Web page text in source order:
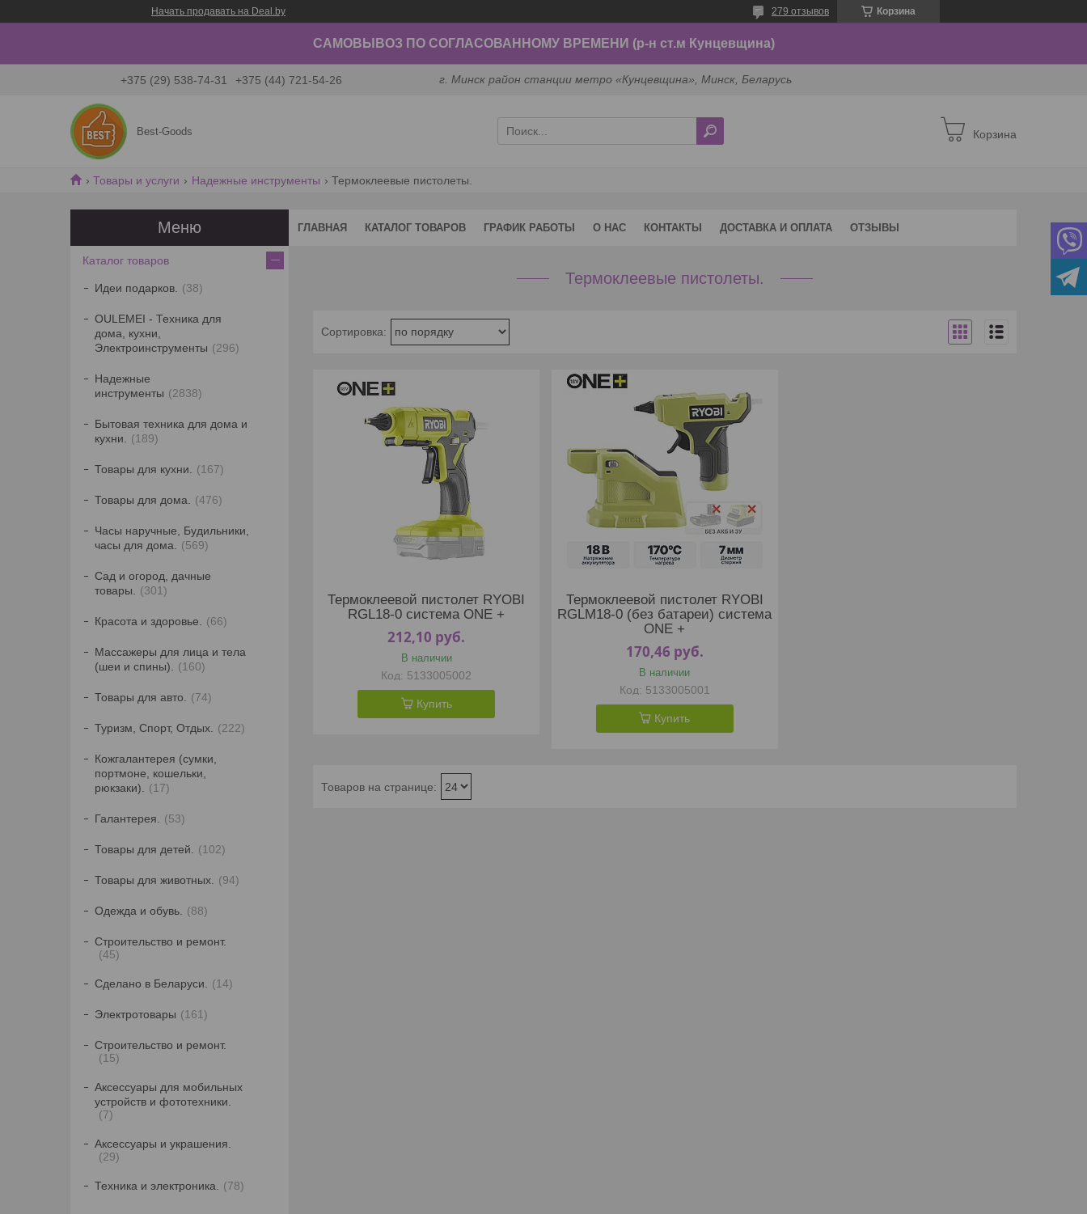
Начать продавать на Deal.by Корзина
279 отзывов
САМОВЫВОЗ ПО СОГЛАСОВАННОМУ ВРЕМЕНИ (р-н ст.м Кунцевщина)
+375 (29) 538-74-31 +375 (44) 721-54-26 г. Минск район станции метро «Кунцевщина», Минск, Беларусь
Best-Goods Корзина
Товары и услуги Надежные инструменты Термоклеевые пистолеты.
ГЛАВНАЯ КАТАЛОГ ТОВАРОВ ГРАФИК РАБОТЫ О НАС КОНТАКТЫ ДОСТАВКА И ОПЛАТА ОТЗЫВЫ
Термоклеевые пистолеты.
Термоклеевой пистолет RYOBI
RGL18-0 система ONE +
212,10 руб.
В наличии
5133005002
Купить
Термоклеевой пистолет RYOBI
RGLM18-0 (без батареи) система
ONE +
170,46 руб.
В наличии
5133005001
Купить
Каталог товаров
Идеи подарков. 38
OULEMEI - Техника для
дома, кухни,
Электроинструменты
296
Надежные
инструменты
2838
Бытовая техника для дома и
кухни.
189
Товары для кухни. 167
Товары для дома. 476
Часы наручные, Будильники,
часы для дома.
569
Сад и огород, дачные
товары.
301
Красота и здоровье. 66
Массажеры для лица и тела
(шеи и спины).
160
Товары для авто. 74
Туризм, Спорт, Отдых. 222
Кожгалантерея (сумки,
портмоне, кошельки,
рюкзаки).
17
Галантерея. 53
Товары для детей. 102
Товары для животных. 94
Одежда и обувь. 88
Строительство и ремонт.
45
Сделано в Беларуси. 14
Электротовары 161
Строительство и ремонт.
15
Аксессуары для мобильных
устройств и фототехники.
7
Аксессуары и украшения.
29
Техника и электроника. 78